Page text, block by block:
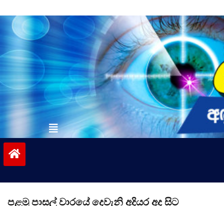
to
contentvinivida.lk
පළමු පාසල් වාරයේ දෙවැනි අදියර අද සිට